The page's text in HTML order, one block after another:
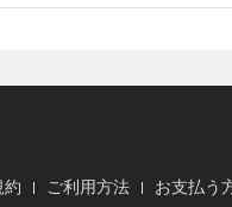
約 ご利用方法 お支払う